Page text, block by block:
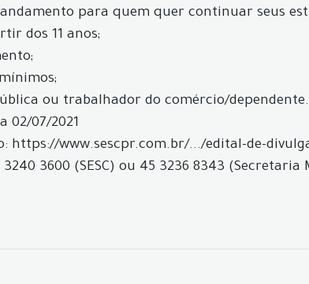
para quem quer continuar seus
dos 11 anos;
ou trabalhador do comércio/dependente.
02/07/2021
https://www.sescpr.com.br/.../edital-de-
3600 (SESC) ou 45 3236 8343